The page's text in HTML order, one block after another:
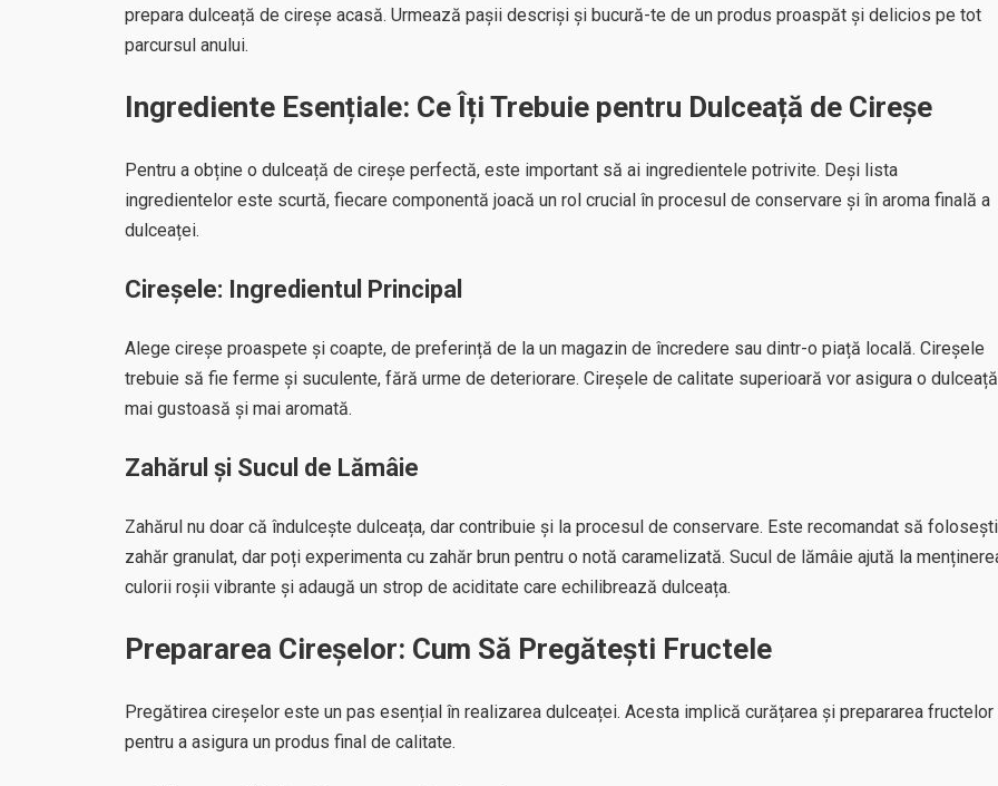
prepara dulceață de cireșe acasă. Urmează pașii descriși și bucură-te de un produs proaspăt și delicios pe tot
parcursul anului.
Ingrediente Esențiale: Ce Îți Trebuie pentru Dulceață de Cireșe
Pentru a obține o dulceață de cireșe perfectă, este important să ai ingredientele potrivite. Deși lista
ingredientelor este scurtă, fiecare componentă joacă un rol crucial în procesul de conservare și în aroma finală a
dulceaței.
Cireșele: Ingredientul Principal
Alege cireșe proaspete și coapte, de preferință de la un magazin de încredere sau dintr-o piață locală. Cireșele
trebuie să fie ferme și suculente, fără urme de deteriorare. Cireșele de calitate superioară vor asigura o dulceață
mai gustoasă și mai aromată.
Zahărul și Sucul de Lămâie
Zahărul nu doar că îndulcește dulceața, dar contribuie și la procesul de conservare. Este recomandat să folosești
zahăr granulat, dar poți experimenta cu zahăr brun pentru o notă caramelizată. Sucul de lămâie ajută la
culorii roșii vibrante și adaugă un strop de aciditate care echilibrează dulceața.
Prepararea Cireșelor: Cum Să Pregătești Fructele
Pregătirea cireșelor este un pas esențial în realizarea dulceaței. Acesta implică curățarea și prepararea fructelor
pentru a asigura un produs final de calitate.